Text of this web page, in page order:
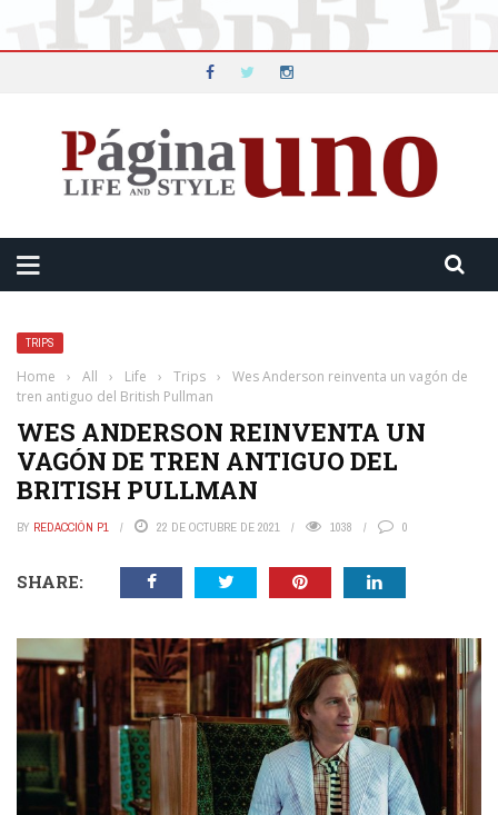
TRIPS
Home › All › Life › Trips ›
Wes Anderson reinventa un vagón de
tren antiguo del British Pullman
WES ANDERSON REINVENTA UN
VAGÓN DE TREN ANTIGUO DEL
BRITISH PULLMAN
BY REDACCIÓN P1 22 DE OCTUBRE DE 2021 1038 0
SHARE: